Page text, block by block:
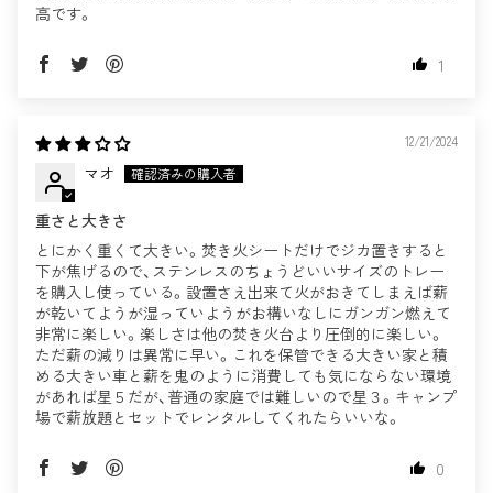
高です。
1
12/21/2024
マオ
重さと大きさ
とにかく重くて大きい。焚き火シートだけでジカ置きすると
下が焦げるので、ステンレスのちょうどいいサイズのトレー
を購入し使っている。設置さえ出来て火がおきてしまえば薪
が乾いてようが湿っていようがお構いなしにガンガン燃えて
非常に楽しい。楽しさは他の焚き火台より圧倒的に楽しい。
ただ薪の減りは異常に早い。これを保管できる大きい家と積
める大きい車と薪を鬼のように消費しても気にならない環境
があれば星５だが、普通の家庭では難しいので星３。キャンプ
場で薪放題とセットでレンタルしてくれたらいいな。
0